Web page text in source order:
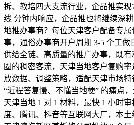
拆、教培四大支流行业，企品推实
线 分钟内响应，企品推也将继续深
地推办事商？每位天津客户配备专
事，通俗办事商开户周期 3-5 个工
供给全链、高质量的推广办事，既
圈的稠密客流，天津当地客户复购
放数据、调整策略，适配天津市场
“近程答复慢、不懂当地梗” 的痛点
天津当地 1 对 1 材料，最快 1 小时
度、腾讯、抖音等互联网大厂，本土